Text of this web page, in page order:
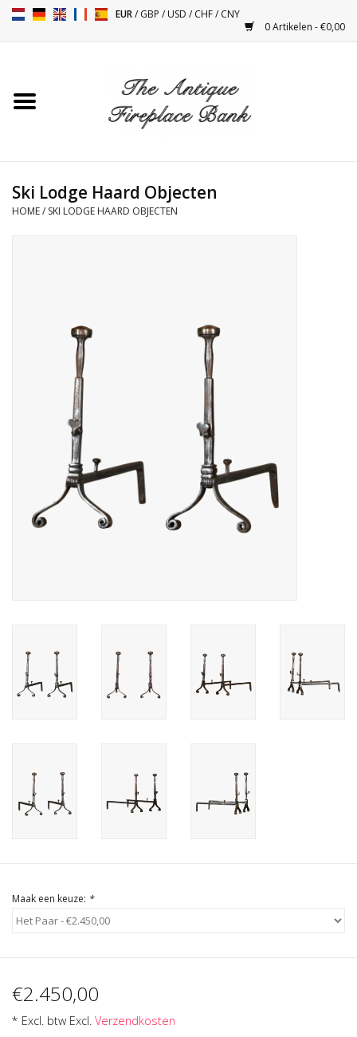
EUR/GBP /USD /CHF/CNY
0 Artikelen - €0,00
Toebehoren
Decoratieve Outdoor
Vloeren - Steen, Terra Cotta
Outlet
AI-Ready Database
Login
Ski Lodge Haard Objecten
HOME/ SKI LODGE HAARD OBJECTEN
Maak een keuze: *
€2.450,00
* Excl. btw Excl. Verzendkosten